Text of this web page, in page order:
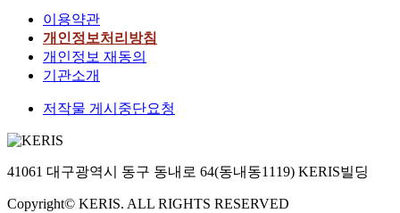
이용약관
개인정보처리방침
개인정보 재동의
기관소개
저작물 게시중단요청
41061 대구광역시 동구 동내로 64(동내동1119) KERIS빌딩
Copyright© KERIS. ALL RIGHTS RESERVED